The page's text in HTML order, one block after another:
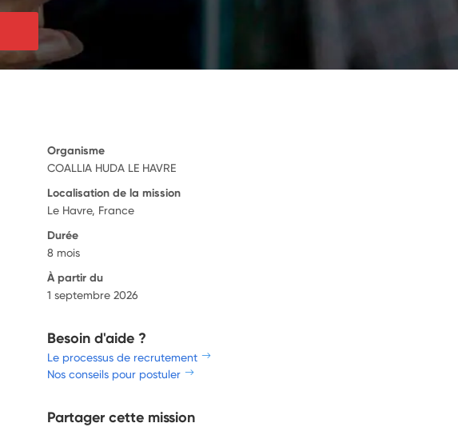
Organisme
COALLIA HUDA LE HAVRE
Localisation de la mission
Le Havre, France
Durée
8 mois
À partir du
1 septembre 2026
Besoin d'aide ?
Le processus de recrutement
Nos conseils pour postuler
Partager cette mission